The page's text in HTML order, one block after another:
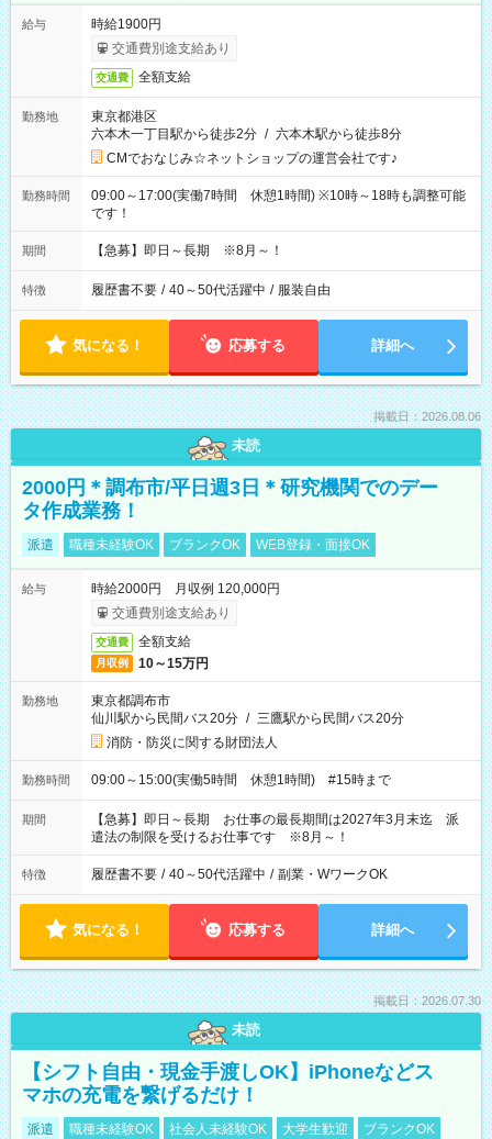
給与
時給1900円
交通費別途支給あり
交通費 全額支給
勤務地
東京都港区
六本木一丁目駅から徒歩2分 / 六本木駅から徒歩8分
CMでおなじみ☆ネットショップの運営会社です♪
勤務時間
09:00～17:00(実働7時間 休憩1時間) ※10時～18時も調整可能
です！
期間 【急募】即日～長期 ※8月～！
特徴 履歴書不要 / 40～50代活躍中 / 服装自由
気になる！ 応募する 詳細へ
掲載日：2026.08.06
未読
2000円＊調布市/平日週3日＊研究機関でのデー
タ作成業務！
派遣 職種未経験OK ブランクOK WEB登録・面接OK
給与
時給2000円 月収例 120,000円
交通費別途支給あり
交通費 全額支給
月収例 10～15万円
勤務地
東京都調布市
仙川駅から民間バス20分 / 三鷹駅から民間バス20分
消防・防災に関する財団法人
勤務時間 09:00～15:00(実働5時間 休憩1時間) #15時まで
期間
【急募】即日～長期 お仕事の最長期間は2027年3月末迄 派
遣法の制限を受けるお仕事です ※8月～！
特徴 履歴書不要 / 40～50代活躍中 / 副業・WワークOK
気になる！ 応募する 詳細へ
掲載日：2026.07.30
未読
【シフト自由・現金手渡しOK】iPhoneなどス
マホの充電を繋げるだけ！
派遣 職種未経験OK 社会人未経験OK 大学生歓迎 ブランクOK